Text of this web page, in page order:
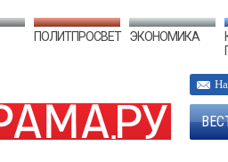
ПОЛИТПРОСВЕТ ЭКОНОМИКА